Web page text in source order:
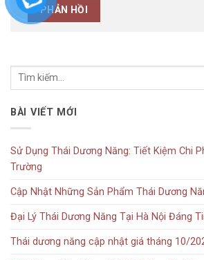
BÀI VIẾT MỚI
Sử Dụng Thái Dương Năng: Tiết Kiệm Chi
Trường
Cập Nhật Những Sản Phẩm Thái Dương
Đại Lý Thái Dương Năng Tại Hà Nội Đáng
Thái dương năng cập nhật giá tháng 10/